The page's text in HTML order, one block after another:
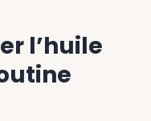
l’huile